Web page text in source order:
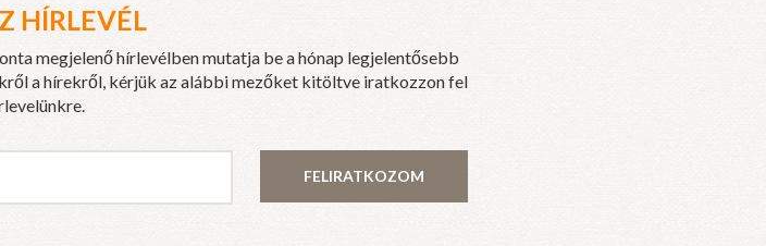
HÍRLEVÉL
megjelenő hírlevélben mutatja be a hónap legjelentősebb
a hírekről, kérjük az alábbi mezőket kitöltve iratkozzon fel
FELIRATKOZOM